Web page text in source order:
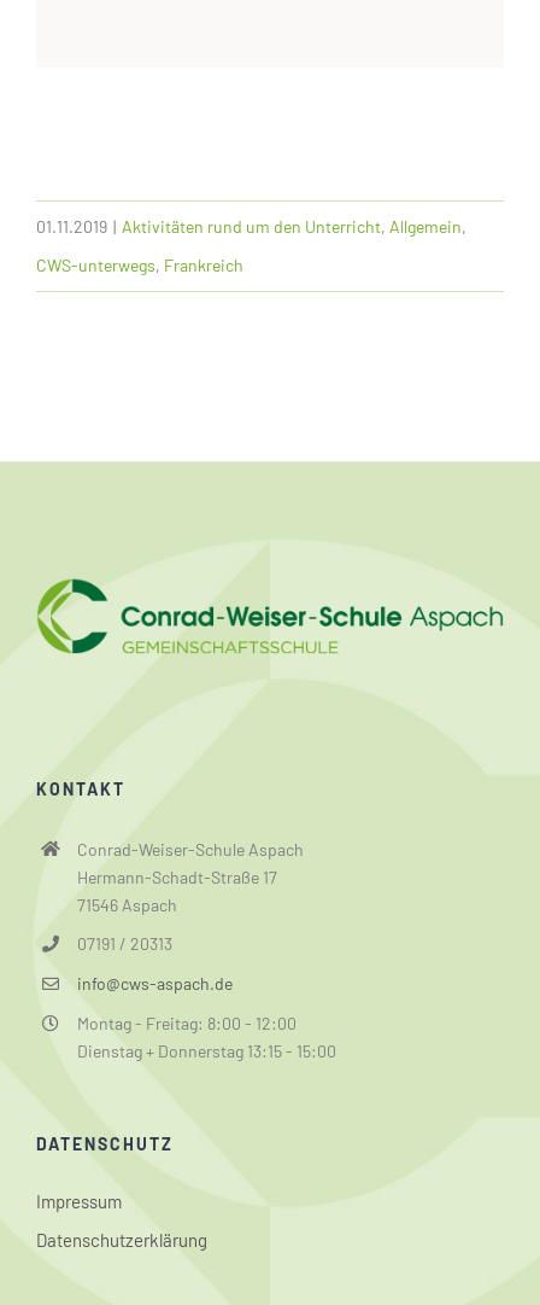
01.11.2019 | Aktivitäten rund um den Unterricht, Allgemein,
CWS-unterwegs, Frankreich
KONTAKT
Conrad-Weiser-Schule Aspach
Hermann-Schadt-Straße 17
71546 Aspach
07191 / 20313
info@cws-aspach.de
Montag - Freitag: 8:00 - 12:00
Dienstag + Donnerstag 13:15 - 15:00
DATENSCHUTZ
Impressum
Datenschutzerklärung